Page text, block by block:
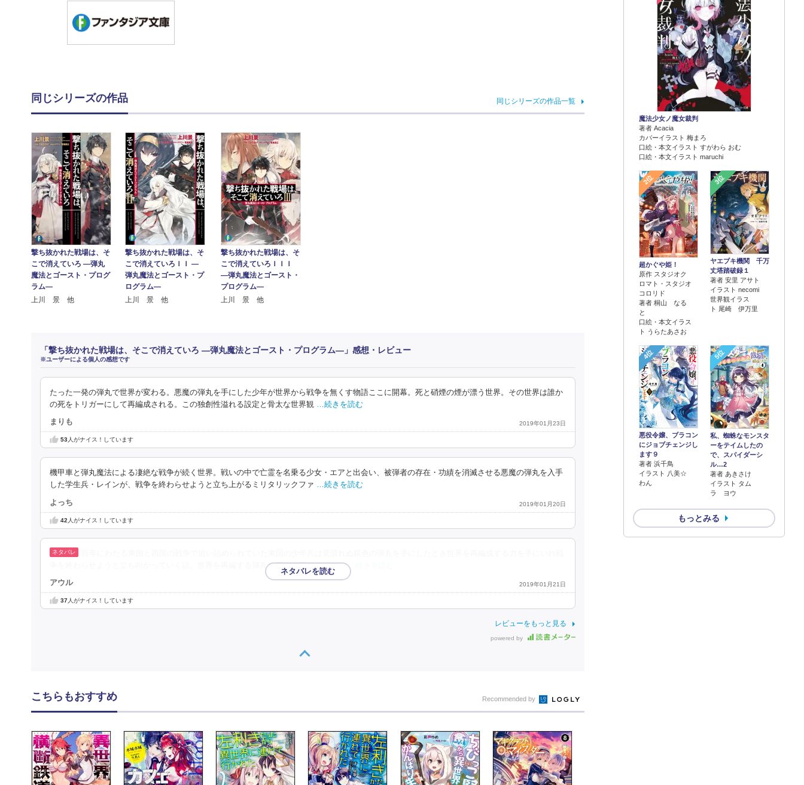
同じシリーズの作品 同じシリーズの作品一覧
撃ち抜かれた戦場は、そ
こで消えていろ ―弾丸
魔法とゴースト・プログ
ラム―
上川 景 他
撃ち抜かれた戦場は、そ
こで消えていろＩＩ ―
弾丸魔法とゴースト・プ
ログラム―
上川 景 他
撃ち抜かれた戦場は、そ
こで消えていろＩＩＩ
―弾丸魔法とゴースト・
プログラム―
上川 景 他
「撃ち抜かれた戦場は、そこで消えていろ ―弾丸魔法とゴースト・プログラム―」感想・レビュー
※ユーザーによる個人の感想です
たった一発の弾丸で世界が変わる。悪魔の弾丸を手にした少年が世界から戦争を無くす物語ここに開幕。死と硝煙の煙が漂う世界。その世界は誰か
の死をトリガーにして再編成される。この独創性溢れる設定と骨太な世界観
…続きを読む
まりも 2019年01月23日
53人がナイス！しています
機甲車と弾丸魔法による凄絶な戦争が続く世界。戦いの中で亡霊を名乗る少女・エアと出会い、被弾者の存在・功績を消滅させる悪魔の弾丸を入手
した学生兵・レインが、戦争を終わらせようと立ち上がるミリタリックファ …続きを読む
よっち 2019年01月20日
42 人がナイス！しています
争を終わらせようと立ち向かっていく話。世界を再編する弾丸を用いて再編していく …続きを読む
アウル 2019年01月21日
37人がナイス！しています
レビューをもっと見る
powered by
魔法少女ノ魔女裁判
著者 Acacia
カバーイラスト 梅まろ
口絵・本文イラスト すがわら おむ
口絵・本文イラスト maruchi
2位
超かぐや姫！
原作 スタジオク
ロマト・スタジオ
コロリド
著者 桐山 なる
と
口絵・本文イラス
ト うらたあさお
3位
ヤエブキ機関 千万
丈塔踏破録１
著者 安里 アサト
イラスト necomi
世界観イラス
ト 尾崎 伊万里
4位
悪役令嬢、ブラコン
にジョブチェンジし
ます９
著者 浜千鳥
イラスト 八美☆
わん
5位
私、蜘蛛なモンスタ
ーをテイムしたの
で、スパイダーシ
ル…2
著者 あきさけ
イラスト タム
ラ ヨウ
もっとみる
こちらもおすすめ Recommended by